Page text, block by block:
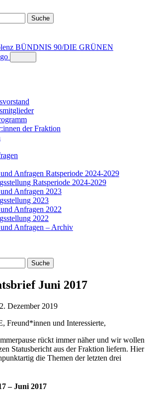
BÜNDNIS 90/DIE GRÜNEN
der Fraktion
Anfragen Ratsperiode 2024-2029
Ratsperiode 2024-2029
Anfragen 2023
2023
Anfragen 2022
2022
Anfragen – Archiv
Juni 2017
Dezember 2019
Freund*innen und Interessierte,
rückt immer näher und wir wollen
Statusbericht aus der Fraktion liefern. Hier
die Themen der letzten drei
– Juni 2017